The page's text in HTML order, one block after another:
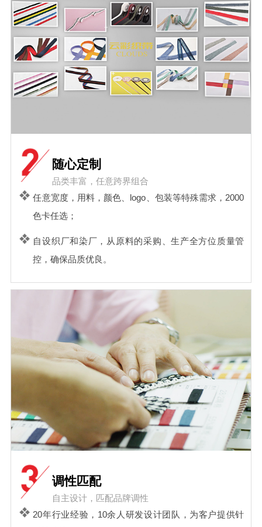
随心定制
品类丰富，任意跨界组合
任意宽度，用料，颜色、logo、包装等特殊需求，2000
色卡任选；
自设织厂和染厂，从原料的采购、生产全方位质量管
控，确保品质优良。
调性匹配
自主设计，匹配品牌调性
20年行业经验，10余人研发设计团队，为客户提供针